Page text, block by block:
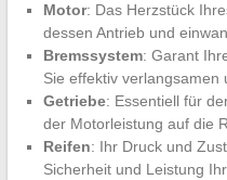
Motor: Das Herzstück
dessen Antrieb und
Bremssystem: Garant
Sie effektiv verlangsamen
Getriebe: Essentiell für
der Motorleistung auf die
Reifen: Ihr Druck und
Sicherheit und Leistung